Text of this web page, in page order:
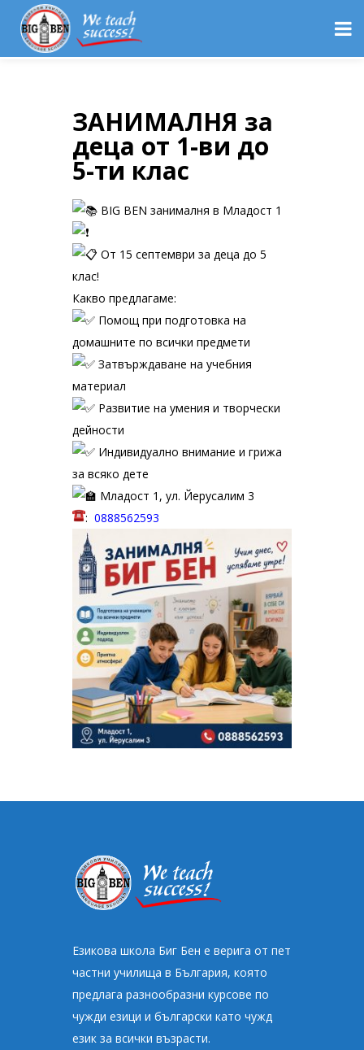
ЗАНИМАЛНЯ за
деца от 1-ви до
5-ти клас
BIG BEN занималня в Младост 1
От 15 септември за деца до 5
клас!
Какво предлагаме:
Помощ при подготовка на
домашните по всички предмети
Затвърждаване на учебния
материал
Развитие на умения и творчески
дейности
Индивидуално внимание и грижа
за всяко дете
Младост 1, ул. Йерусалим 3
: 0888562593
Езикова школа Биг Бен e верига от пет
частни училища в България, която
предлага разнообразни курсове по
чужди езици и български като чужд
език за всички възрасти.